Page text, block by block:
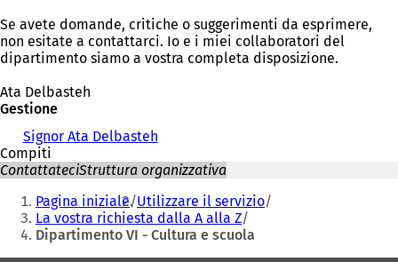
Se avete domande, critiche o suggerimenti da esprimere,
non esitate a contattarci. Io e i miei collaboratori del
dipartimento siamo a vostra completa disposizione.
Ata Delbasteh
Gestione
Signor Ata Delbasteh
Compiti
ContattateciStruttura organizzativa
Siete
qui:
Pagina iniziale Utilizzare il servizio
La vostra richiesta dalla A alla Z
Dipartimento VI - Cultura e scuola